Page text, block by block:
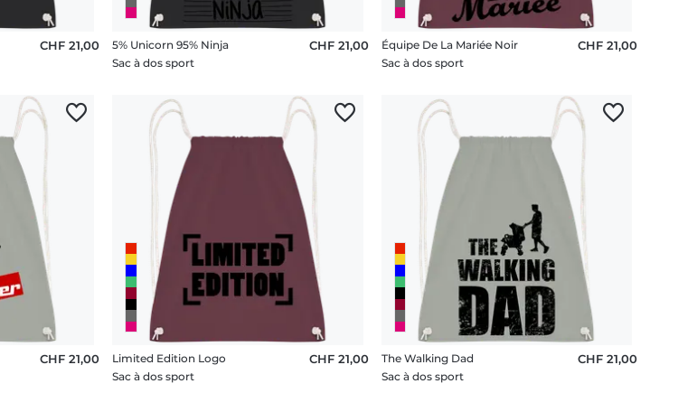
CHF 21,00
5% Unicorn 95% Ninja
Sac à dos sport
CHF 21,00
Équipe De La Mariée Noir
Sac à dos sport
CHF 21,00
CHF 21,00
Limited Edition Logo
Sac à dos sport
CHF 21,00
The Walking Dad
Sac à dos sport
CHF 21,00